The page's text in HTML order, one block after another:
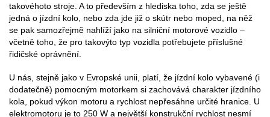
takovéhoto stroje. A to především z hlediska toho, zda se ještě
jedná o jízdní kolo, nebo zda jde již o skútr nebo moped, na něž
se pak samozřejmě nahlíží jako na silniční motorové vozidlo –
včetně toho, že pro takovýto typ vozidla potřebujete příslušné
řidičské oprávnění.
U nás, stejně jako v Evropské unii, platí, že jízdní kolo vybavené (i
dodatečně) pomocným motorkem si zachovává charakter jízdního
kola, pokud výkon motoru a rychlost nepřesáhne určité hranice. U
elektromotoru je to 250 W a největší konstrukční rychlost nesmí